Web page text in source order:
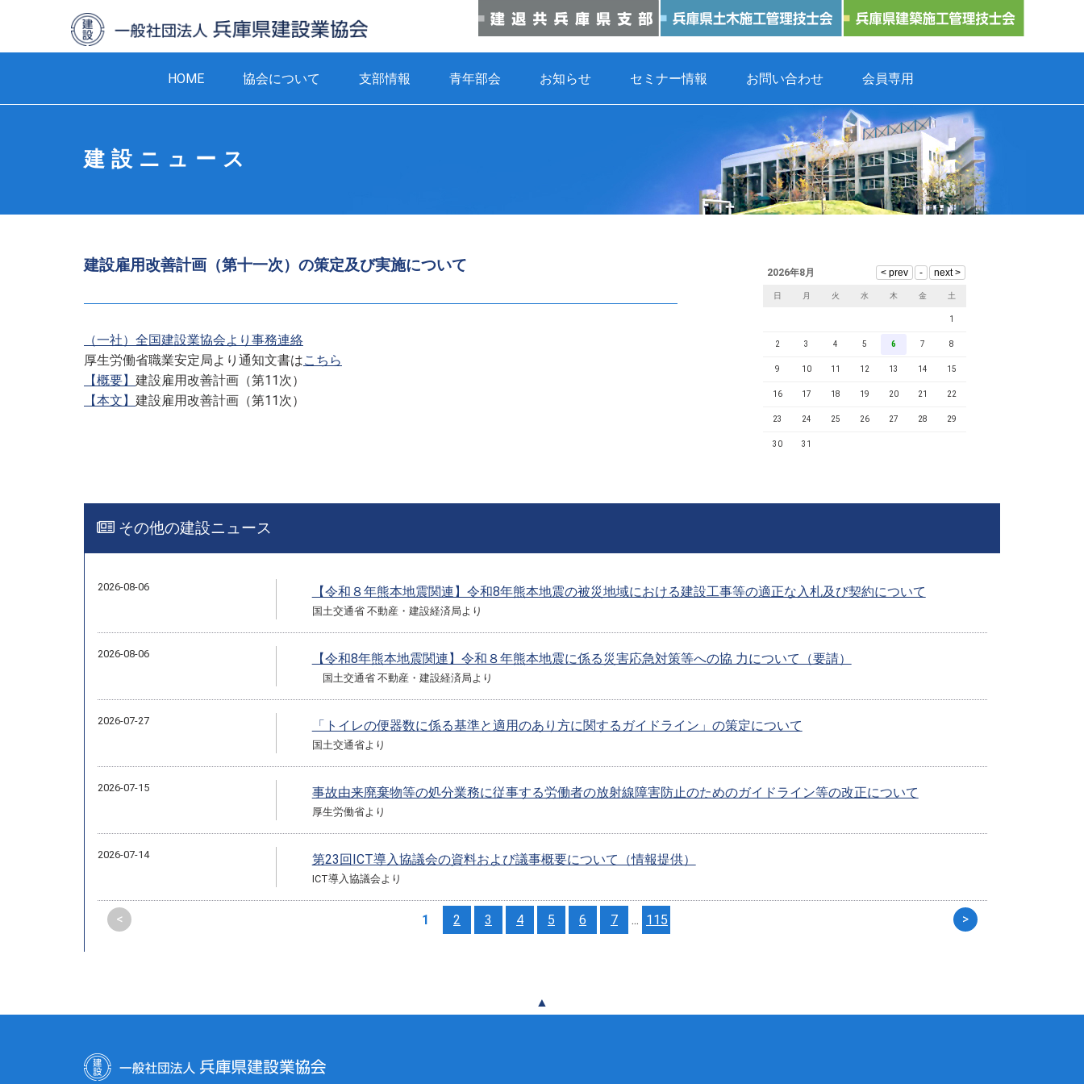
HOME 協会について 支部情報 青年部会 お知らせ セミナー情報 お問い合わせ 会員専用
建設ニュース
建設雇用改善計画（第十一次）の策定及び実施について
（一社）全国建設業協会より事務連絡
厚生労働省職業安定局より通知文書はこちら
【概要】 建設雇用改善計画（第11次）
【本文】 建設雇用改善計画（第11次）
2026年8月
日 月 火 水 木 金 土
1
2 3 4 5 6 7 8
9 10 11 12 13 14 15
16 17 18 19 20 21 22
23 24 25 26 27 28 29
30 31
その他の建設ニュース
2026-08-06 【令和８年熊本地震関連】令和8年熊本地震の被災地域における建設工事等の適正な入札及び契約について
国土交通省 不動産・建設経済局より
2026-08-06 【令和8年熊本地震関連】令和８年熊本地震に係る災害応急対策等への協 力について（要請）
国土交通省 不動産・建設経済局より
2026-07-27 「トイレの便器数に係る基準と適用のあり方に関するガイドライン」の策定について
国土交通省より
2026-07-15 事故由来廃棄物等の処分業務に従事する労働者の放射線障害防止のためのガイドライン等の改正について
厚生労働省より
2026-07-14 第23回ICT導入協議会の資料および議事概要について（情報提供）
ICT導入協議会より
< 1 2 3 4 5 6 7 ... 115 >
▲